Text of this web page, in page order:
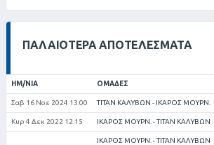
ΠΑΛΑΙΌΤΕΡΑ ΑΠΟΤΕΛΈΣΜΑΤΑ
ΗΜ/ΝΊΑ ΟΜΆΔΕΣ
Σαβ 16 Νοε 2024 13:00 ΤΙΤΑΝ ΚΑΛΥΒΩΝ - ΙΚΑΡΟΣ ΜΟΥΡΝ.
Κυρ 4 Δεκ 2022 12:15 ΙΚΑΡΟΣ ΜΟΥΡΝ. - ΤΙΤΑΝ ΚΑΛΥΒΩΝ
ΙΚΑΡΟΣ ΜΟΥΡΝ. - ΤΙΤΑΝ ΚΑΛΥΒΩΝ